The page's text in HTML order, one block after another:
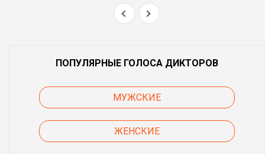
ПОПУЛЯРНЫЕ ГОЛОСА ДИКТОРОВ
МУЖСКИЕ
ЖЕНСКИЕ